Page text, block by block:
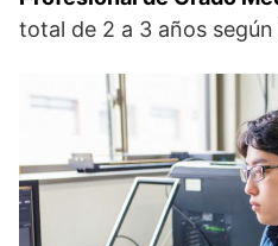
total de 2 a 3 años